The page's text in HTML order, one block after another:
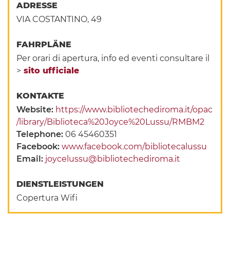
ADRESSE
VIA COSTANTINO, 49
FAHRPLÄNE
Per orari di apertura, info ed eventi consultare il
> sito ufficiale
KONTAKTE
Website: https://www.bibliotechediroma.it/opac
/library/Biblioteca%20Joyce%20Lussu/RMBM2
Telephone:06 45460351
Facebook:www.facebook.com/bibliotecalussu
Email: joycelussu@bibliotechediroma.it
DIENSTLEISTUNGEN
Copertura Wifi